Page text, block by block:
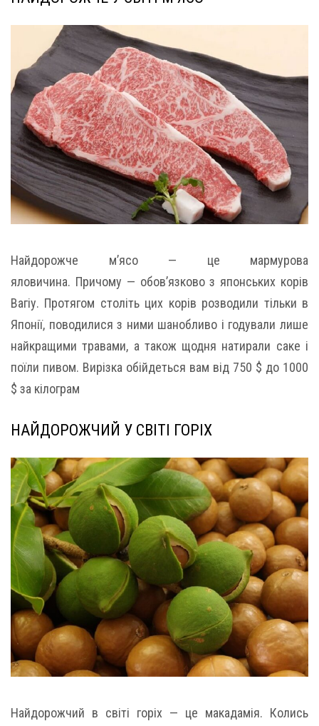
Найдорожче м’ясо — це мармурова
яловичина. Причому — обов’язково з японських корів
Вагіу. Протягом століть цих корів розводили тільки в
Японії, поводилися з ними шанобливо і годували лише
найкращими травами, а також щодня натирали саке і
поїли пивом. Вирізка обійдеться вам від 750 $ до 1000
$ за кілограм
НАЙДОРОЖЧИЙ У СВІТІ ГОРІХ
Найдорожчий в світі горіх — це макадамія. Колись